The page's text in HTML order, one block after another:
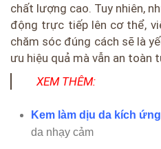
chất lượng cao. Tuy nhiên,
động trực tiếp lên cơ thể,
chăm sóc đúng cách sẽ là
ưu hiệu quả mà vẫn an toàn
XEM THÊM:
Kem làm dịu da kích ứng
da nhạy cảm